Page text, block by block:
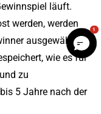
läuft.
werden, werden
ausgewählt
wie es für
zu
5 Jahre nach der
1